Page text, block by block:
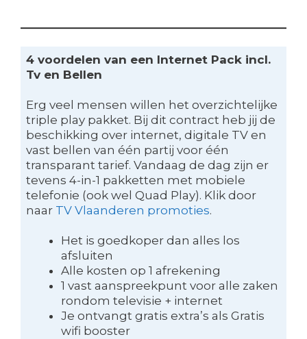
4 voordelen van een Internet Pack incl.
Tv en Bellen
Erg veel mensen willen het overzichtelijke
triple play pakket. Bij dit contract heb jij de
beschikking over internet, digitale TV en
vast bellen van één partij voor één
transparant tarief. Vandaag de dag zijn er
tevens 4-in-1 pakketten met mobiele
telefonie (ook wel Quad Play). Klik door
naar TV Vlaanderen promoties.
Het is goedkoper dan alles los
afsluiten
Alle kosten op 1 afrekening
1 vast aanspreekpunt voor alle zaken
rondom televisie + internet
Je ontvangt gratis extra’s als Gratis
wifi booster